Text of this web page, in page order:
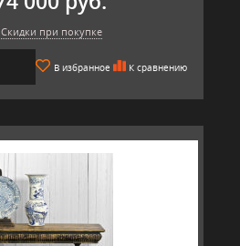
Скидки при покупке
В избранное К сравнению